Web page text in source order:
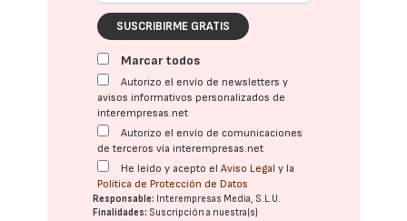
SUSCRIBIRME GRATIS
Marcar todos
Autorizo el envío de newsletters y
avisos informativos personalizados de
interempresas.net
Autorizo el envío de comunicaciones
de terceros vía interempresas.net
He leído y acepto elAviso Legal y la
Política de Protección de Datos
Responsable: Interempresas Media, S.L.U.
Finalidades: Suscripción a nuestra(s)